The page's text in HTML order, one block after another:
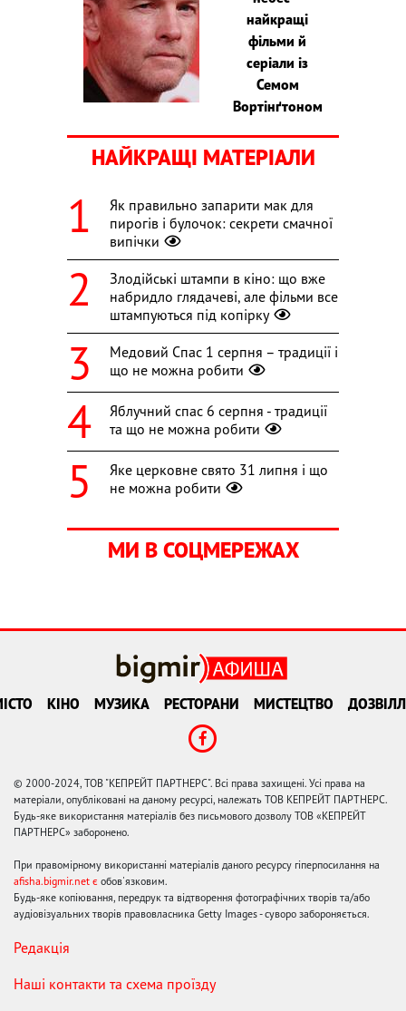
найкращі
фільми й
серіали із
Семом
Вортінґтоном
НАЙКРАЩІ МАТЕРІАЛИ
Як правильно запарити мак для
пирогів і булочок: секрети смачної
випічки
Злодійські штампи в кіно: що вже
набридло глядачеві, але фільми все
штампуються під копірку
Медовий Спас 1 серпня – традиції і
що не можна робити
Яблучний спас 6 серпня - традиції
та що не можна робити
Яке церковне свято 31 липня і що
не можна робити
МИ В СОЦМЕРЕЖАХ
КІНО МУЗИКА РЕСТОРАНИ МИСТЕЦТВО
© 2000-2024, ТОВ "КЕПРЕЙТ ПАРТНЕРС". Всі права захищені. Усі права на
матеріали, опубліковані на даному ресурсі, належать ТОВ КЕПРЕЙТ ПАРТНЕРС.
Будь-яке використання матеріалів без письмового дозволу ТОВ «КЕПРЕЙТ
ПАРТНЕРС» заборонено.
При правомірному використанні матеріалів даного ресурсу гіперпосилання на
afisha.bigmir.net є обов'язковим.
Будь-яке копіювання, передрук та відтворення фотографічних творів та/або
аудіовізуальних творів правовласника Getty Images - суворо забороняється.
Редакція
Наші контакти та схема проїзду